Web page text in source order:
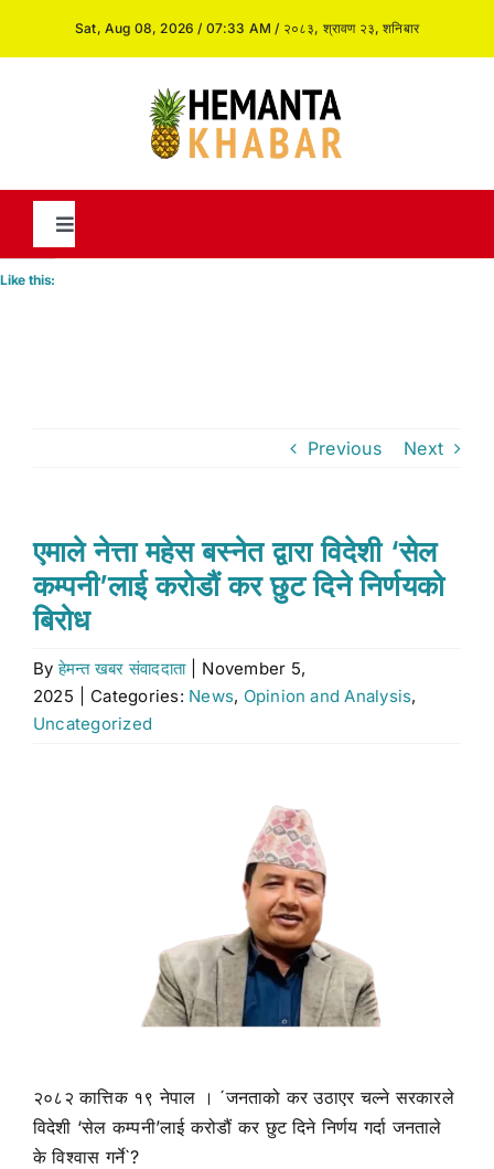
Sat, Aug 08, 2026 / 07:33 AM / २०८३, श्रावण २३, शनिबार
Toggle
Navigation
Stock market
Don’t Miss
Search
for:
Like this:
Previous Next
एमाले नेत्ता महेस बस्नेत द्वारा विदेशी ‘सेल
कम्पनी’लाई करोडौं कर छुट दिने निर्णयको
बिरोध
Byहेमन्त खबर संवाददाता
November 5,
2025
Categories: News, Opinion and Analysis,
Uncategorized
२०८२ कात्तिक १९ नेपाल । ´जनताको कर उठाएर चल्ने सरकारले
विदेशी ‘सेल कम्पनी’लाई करोडौं कर छुट दिने निर्णय गर्दा जनताले
के विश्वास गर्ने`?